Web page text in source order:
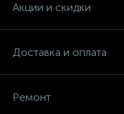
Акции и скидки
Доставка и оплата
Ремонт